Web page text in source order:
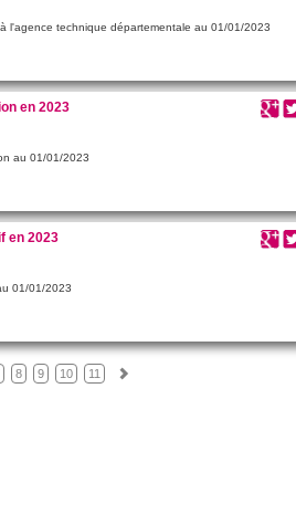
l'agence technique départementale au 01/01/2023
en 2023
au 01/01/2023
en 2023
01/01/2023
8 9 10 11